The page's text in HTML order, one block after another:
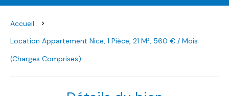
Accueil
Location Appartement Nice, 1 Pièce, 21 M², 560 € / Mois
(Charges Comprises)